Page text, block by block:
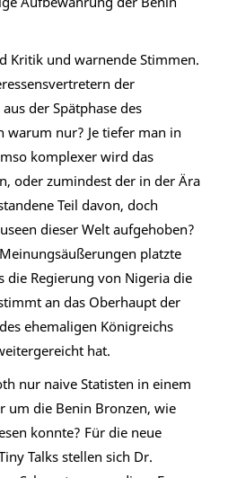
Kritik und warnende Stimmen.
der
der Spätphase des
warum nur? Je tiefer man in
komplexer wird das
oder zumindest der in der Ära
Teil davon, doch
dieser Welt aufgehoben?
platzte
die Regierung von Nigeria die
an das Oberhaupt der
ehemaligen Königreichs
hat.
nur naive Statisten in einem
um die Benin Bronzen, wie
konnte? Für die neue
Talks stellen sich Dr.